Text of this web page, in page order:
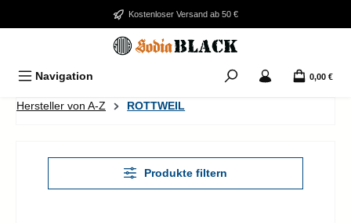
Zum Hauptinhalt springenKostenloser Versand ab 50 €
Navigation 0,00 €
Hersteller von A-Z ROTTWEIL
Produkte filtern